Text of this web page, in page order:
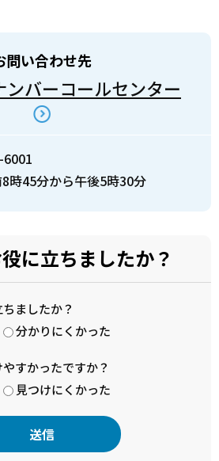
問い合わせ先
バーコールセンター
時45分から午後5時30分
に立ちましたか？
ましたか？
分かりにくかった
すかったですか？
見つけにくかった